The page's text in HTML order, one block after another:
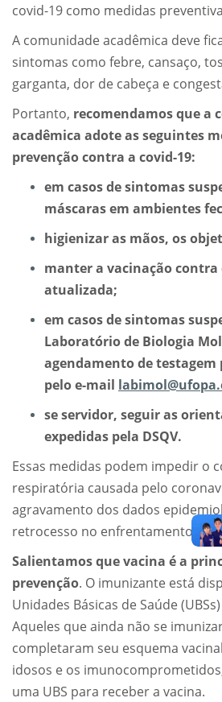
covid-19 como medidas
A comunidade acadêmica deve
sintomas como febre, cansaço,
garganta, dor de cabeça e
Portanto, recomendamos que a
acadêmica adote as seguintes
prevenção contra a covid-19:
em casos de sintomas
máscaras em ambientes
higienizar as mãos, os
manter a vacinação contra
atualizada;
em casos de sintomas
Laboratório de Biologia
agendamento de testagem
pelo e-mail
se servidor, seguir as
expedidas pela DSQV.
Essas medidas podem impedir o
respiratória causada pelo
agravamento dos dados
retrocesso no enfrentamento da
Salientamos que vacina é a
prevenção. O imunizante está
Unidades Básicas de Saúde
Aqueles que ainda não se
completaram seu esquema
idosos e os
uma UBS para receber a vacina.